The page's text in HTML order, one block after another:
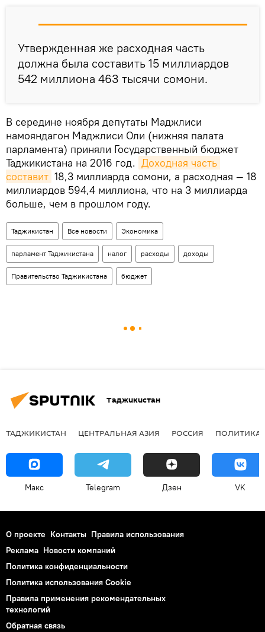
Утвержденная же расходная часть
должна была составить 15 миллиардов
542 миллиона 463 тысячи сомони.
В середине ноября депутаты Маджлиси
намояндагон Маджлиси Оли (нижняя палата
парламента) приняли Государственный бюджет
Таджикистана на 2016 год. Доходная часть
составит 18,3 миллиарда сомони, а расходная — 18
миллиардов 594,4 миллиона, что на 3 миллиарда
больше, чем в прошлом году.
Таджикистан Все новости Экономика
парламент Таджикистана налог расходы доходы
Правительство Таджикистана бюджет
Таджикистан
ТАДЖИКИСТАН ЦЕНТРАЛЬНАЯ АЗИЯ РОССИЯ ПОЛИТИКА
Макс Telegram Дзен VK
О проекте Контакты Правила использования
Реклама Новости компаний
Политика конфиденциальности
Политика использования Cookie
Правила применения рекомендательных
технологий
Обратная связь